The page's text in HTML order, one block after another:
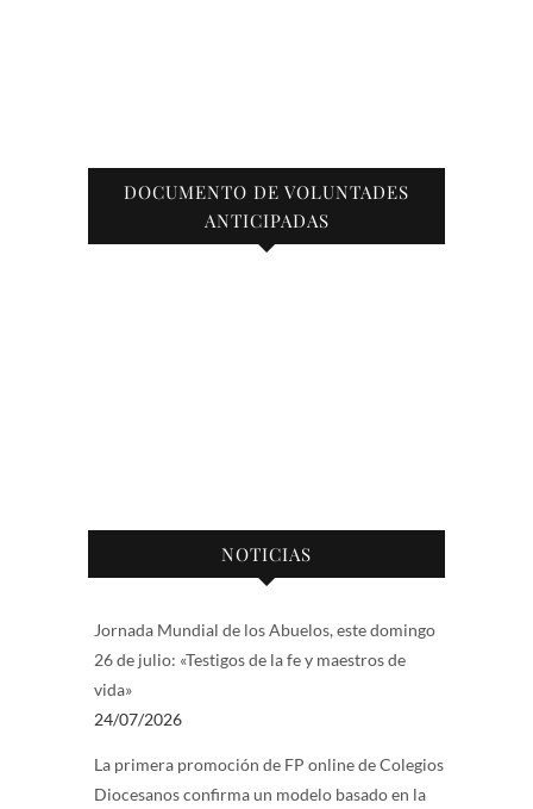
DOCUMENTO DE VOLUNTADES
ANTICIPADAS
NOTICIAS
Jornada Mundial de los Abuelos, este domingo
26 de julio: «Testigos de la fe y maestros de
vida»
24/07/2026
La primera promoción de FP online de Colegios
Diocesanos confirma un modelo basado en la